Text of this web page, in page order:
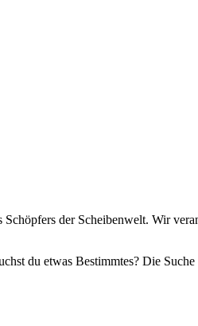
der Scheibenwelt. Wir
du etwas Bestimmtes? Die